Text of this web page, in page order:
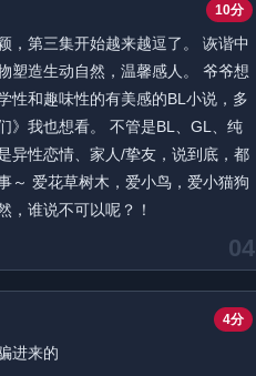
04
10分
，第三集开始越来越逗了。 诙谐中
塑造生动自然，温馨感人。 爷爷想
性和趣味性的有美感的BL小说，多
》我也想看。 不管是BL、GL、纯
异性恋情、家人/挚友，说到底，都
～ 爱花草树木，爱小鸟，爱小猫狗
，谁说不可以呢？！
4分
进来的